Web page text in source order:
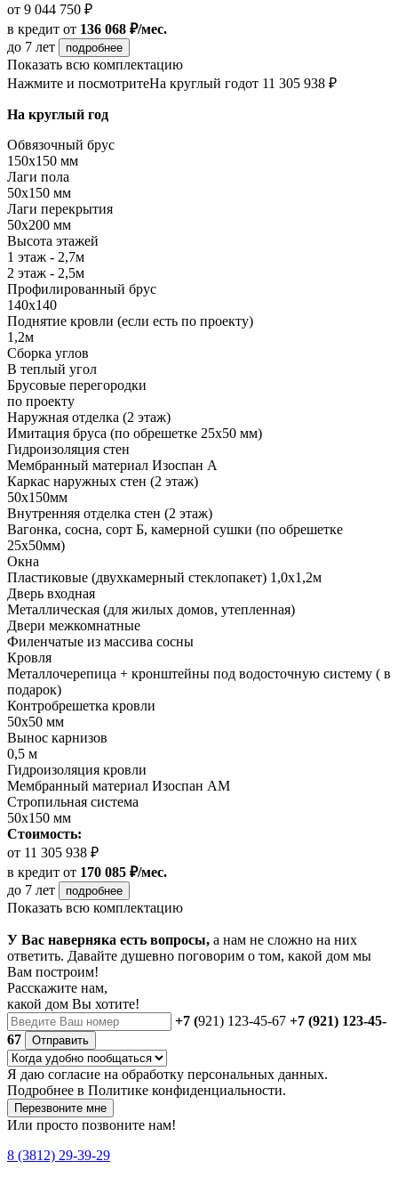
от 9 044 750 ₽
в кредит от 136 068 ₽/мес.
до 7 лет
подробнее
Показать всю комплектацию
Нажмите и посмотритеНа круглый годот 11 305 938 ₽
На круглый год
Обвязочный брус
150х150 мм
Лаги пола
50х150 мм
Лаги перекрытия
50х200 мм
Высота этажей
1 этаж - 2,7м
2 этаж - 2,5м
Профилированный брус
140х140
Поднятие кровли (если есть по проекту)
1,2м
Сборка углов
В теплый угол
Брусовые перегородки
по проекту
Наружная отделка (2 этаж)
Имитация бруса (по обрешетке 25х50 мм)
Гидроизоляция стен
Мембранный материал Изоспан А
Каркас наружных стен (2 этаж)
50х150мм
Внутренняя отделка стен (2 этаж)
Вагонка, сосна, сорт Б, камерной сушки (по обрешетке
25х50мм)
Окна
Пластиковые (двухкамерный стеклопакет) 1,0х1,2м
Дверь входная
Металлическая (для жилых домов, утепленная)
Двери межкомнатные
Филенчатые из массива сосны
Кровля
Металлочерепица + кронштейны под водосточную систему ( в
подарок)
Контробрешетка кровли
50х50 мм
Вынос карнизов
0,5 м
Гидроизоляция кровли
Мембранный материал Изоспан АМ
Стропильная система
50х150 мм
Стоимость:
от 11 305 938 ₽
в кредит от 170 085 ₽/мес.
до 7 лет
подробнее
Показать всю комплектацию
У Вас наверняка есть вопросы, а нам не сложно на них
ответить. Давайте душевно поговорим о том, какой дом мы
Вам построим!
Расскажите нам,
какой дом Вы хотите!
+7 (921) 123-45-67 +7 (921) 123-45-
67
Отправить
Я даю согласие на обработку персональных данных.
Подробнее в Политике конфиденциальности.
Перезвоните мне
Или просто позвоните нам!
8 (3812) 29-39-29